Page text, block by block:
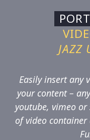
JAZZ
Easily insert any
your content –
youtube, vimeo or
of video container